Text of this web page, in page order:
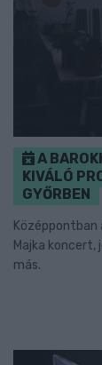
A
KIVÁLÓ
GYŐRBEN
Középpontban
Majka koncert,
más.